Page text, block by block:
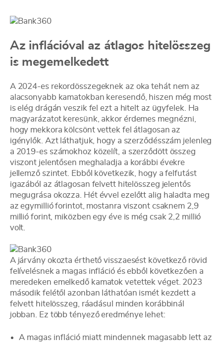
Az inflációval az átlagos hitelösszeg
is megemelkedett
A 2024-es rekordösszegeknek az oka tehát nem az
alacsonyabb kamatokban keresendő, hiszen még most
is elég drágán veszik fel ezt a hitelt az ügyfelek. Ha
magyarázatot keresünk, akkor érdemes megnézni,
hogy mekkora kölcsönt vettek fel átlagosan az
igénylők. Azt láthatjuk, hogy a szerződésszám jelenleg
a 2019-es számokhoz közelít, a szerződött összeg
viszont jelentősen meghaladja a korábbi évekre
jellemző szintet. Ebből következik, hogy a felfutást
igazából az átlagosan felvett hitelösszeg jelentős
megugrása okozza. Hét évvel ezelőtt alig haladta meg
az egymillió forintot, mostanra viszont csaknem 2,9
millió forint, miközben egy éve is még csak 2,2 millió
volt.
A járvány okozta érthető visszaesést következő rövid
felívelésnek a magas infláció és ebből következően a
meredeken emelkedő kamatok vetettek véget. 2023
második felétől azonban láthatóan ismét kezdett a
felvett hitelösszeg, ráadásul minden korábbinál
jobban. Ez több tényező eredménye lehet:
A magas infláció miatt mindennek magasabb lett az